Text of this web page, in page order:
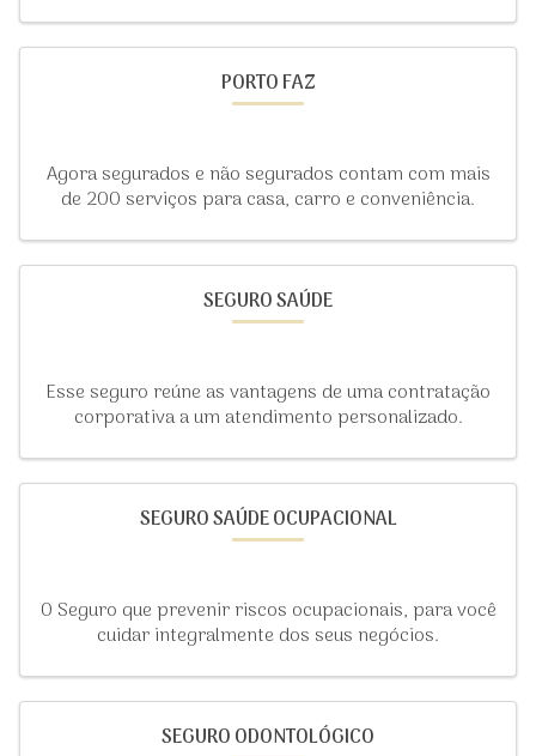
PORTO FAZ
Agora segurados e não segurados contam com mais
de 200 serviços para casa, carro e conveniência.
SEGURO SAÚDE
Esse seguro reúne as vantagens de uma contratação
corporativa a um atendimento personalizado.
SEGURO SAÚDE OCUPACIONAL
O Seguro que prevenir riscos ocupacionais, para você
cuidar integralmente dos seus negócios.
SEGURO ODONTOLÓGICO